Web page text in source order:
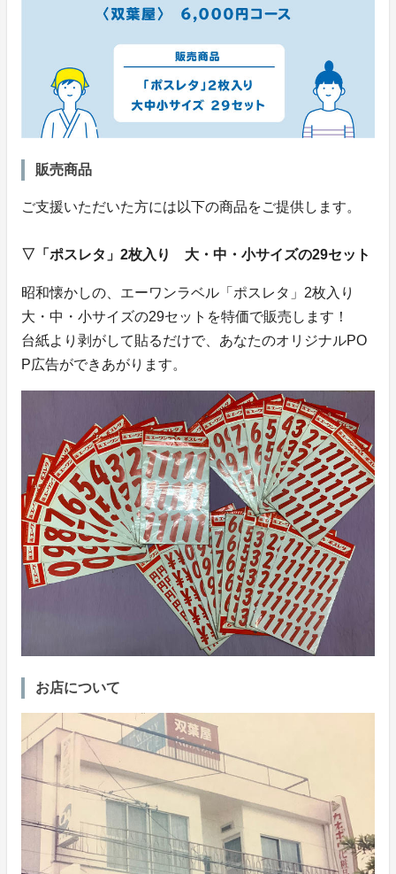
販売商品
ご支援いただいた方には以下の商品をご提供します。
▽「ポスレタ」2枚入り 大・中・小サイズの29セット
昭和懐かしの、エーワンラベル「ポスレタ」2枚入り
大・中・小サイズの29セットを特価で販売します！
台紙より剥がして貼るだけで、あなたのオリジナルPO
P広告ができあがります。
お店について